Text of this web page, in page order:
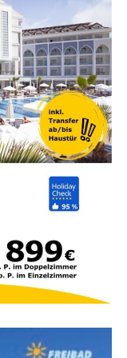
auch bei vie­len
kön­nen – je nach
gilt daher ganz
Online-Kauf
Sie die Prei­
Wer lokal ein­
Er schont das
die eige­